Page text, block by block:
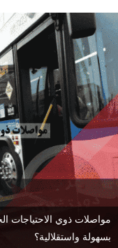
مواصلات ذوي الاحتياجات
بسهولة واستقلالية؟